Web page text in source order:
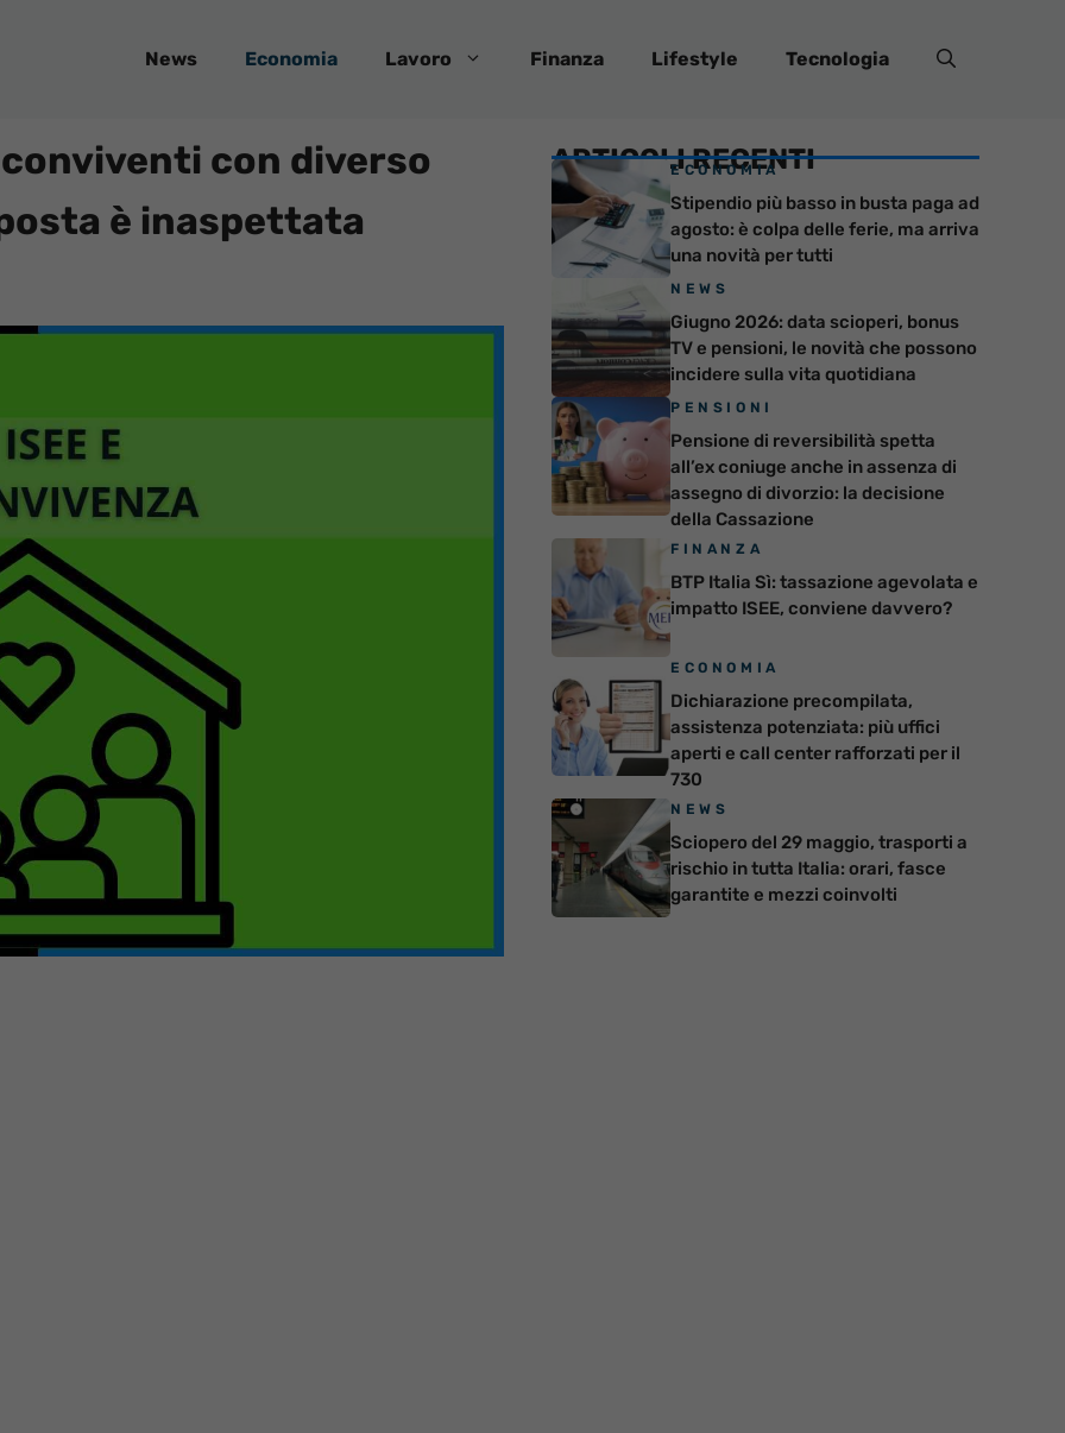
News Economia Lavoro Finanza Lifestyle Tecnologia
conviventi con diverso
è inaspettata
ARTICOLI RECENTI
ECONOMIA
Stipendio più basso in busta paga ad
agosto: è colpa delle ferie, ma arriva
una novità per tutti
NEWS
Giugno 2026: data scioperi, bonus
TV e pensioni, le novità che possono
incidere sulla vita quotidiana
PENSIONI
Pensione di reversibilità spetta
all’ex coniuge anche in assenza di
assegno di divorzio: la decisione
della Cassazione
FINANZA
BTP Italia Sì: tassazione agevolata e
impatto ISEE, conviene davvero?
ECONOMIA
Dichiarazione precompilata,
assistenza potenziata: più uffici
aperti e call center rafforzati per il
730
NEWS
Sciopero del 29 maggio, trasporti a
rischio in tutta Italia: orari, fasce
garantite e mezzi coinvolti